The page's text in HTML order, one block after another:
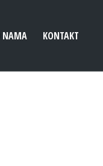
NAMA KONTAKT